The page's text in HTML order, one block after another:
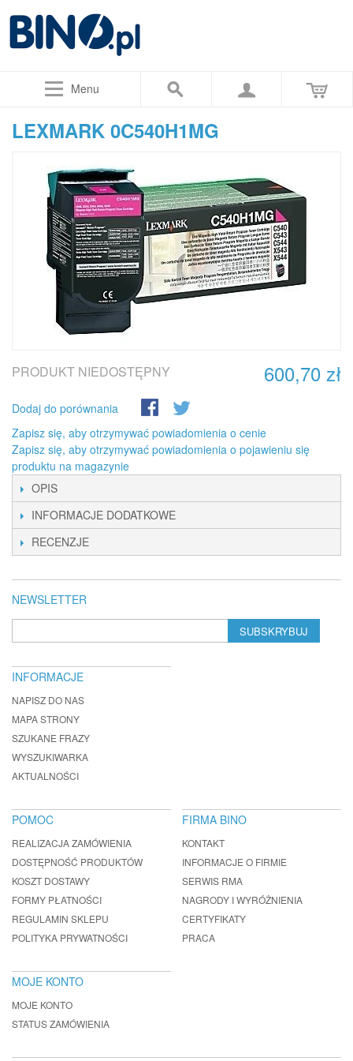
Menu
LEXMARK 0C540H1MG
600,70 zł
PRODUKT NIEDOSTĘPNY
Dodaj do porównania
Zapisz się, aby otrzymywać powiadomienia o cenie
Zapisz się, aby otrzymywać powiadomienia o pojawieniu się
produktu na magazynie
OPIS
INFORMACJE DODATKOWE
RECENZJE
NEWSLETTER
SUBSKRYBUJ
INFORMACJE
NAPISZ DO NAS
MAPA STRONY
SZUKANE FRAZY
WYSZUKIWARKA
AKTUALNOŚCI
POMOC
REALIZACJA ZAMÓWIENIA
DOSTĘPNOŚĆ PRODUKTÓW
KOSZT DOSTAWY
FORMY PŁATNOŚCI
REGULAMIN SKLEPU
POLITYKA PRYWATNOŚCI
FIRMA BINO
KONTAKT
INFORMACJE O FIRMIE
SERWIS RMA
NAGRODY I WYRÓŻNIENIA
CERTYFIKATY
PRACA
MOJE KONTO
MOJE KONTO
STATUS ZAMÓWIENIA